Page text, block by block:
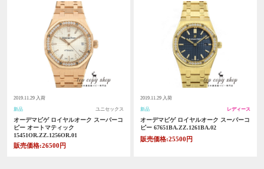
2019.11.29 入荷
新品 ユニセックス
オーデマピゲ ロイヤルオーク スーパーコ
ピー オートマティック
15451OR.ZZ.1256OR.01
販売価格:26500円
2019.11.29 入荷
新品 レディース
オーデマピゲ ロイヤルオーク スーパーコ
ピー 67651BA.ZZ.1261BA.02
販売価格:25500円